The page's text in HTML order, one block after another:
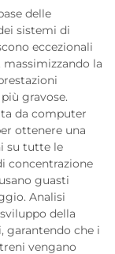
delle
sistemi di
eccezionali
la
gravose.
da computer
ottenere una
su tutte le
concentrazione
guasti
Analisi
della
garantendo che i
vengano